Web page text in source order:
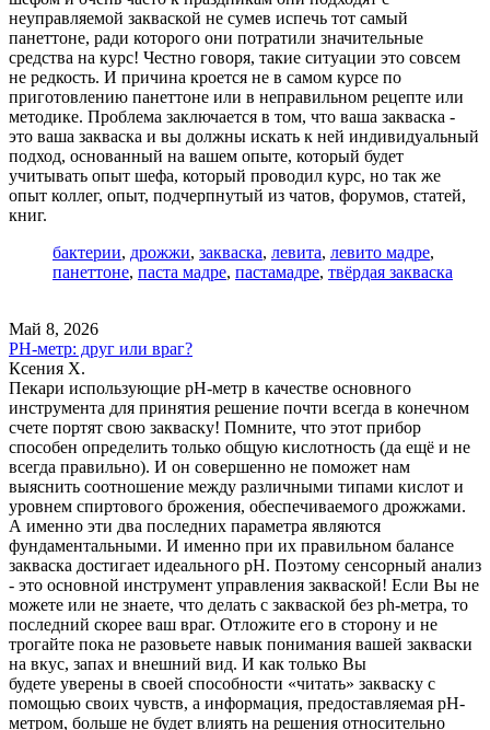
неуправляемой закваской не сумев испечь тот самый
панеттоне, ради которого они потратили значительные
средства на курс! Честно говоря, такие ситуации это совсем
не редкость. И причина кроется не в самом курсе по
приготовлению панеттоне или в неправильном рецепте или
методике. Проблема заключается в том, что ваша закваска -
это ваша закваска и вы должны искать к ней индивидуальный
подход, основанный на вашем опыте, который будет
учитывать опыт шефа, который проводил курс, но так же
опыт коллег, опыт, подчерпнутый из чатов, форумов, статей,
книг.
бактерии, дрожжи, закваска, левита, левито мадре,
панеттоне, паста мадре, пастамадре, твёрдая закваска
Май 8, 2026
PH-метр: друг или враг?
Ксения Х.
Пекари использующие pH-метр в качестве основного
инструмента для принятия решение почти всегда в конечном
счете портят свою закваску! Помните, что этот прибор
способен определить только общую кислотность (да ещё и не
всегда правильно). И он совершенно не поможет нам
выяснить соотношение между различными типами кислот и
уровнем спиртового брожения, обеспечиваемого дрожжами.
А именно эти два последних параметра являются
фундаментальными. И именно при их правильном балансе
закваска достигает идеального pH. Поэтому сенсорный анализ
- это основной инструмент управления закваской! Если Вы не
можете или не знаете, что делать с закваской без ph-метра, то
последний скорее ваш враг. Отложите его в сторону и не
трогайте пока не разовьете навык понимания вашей закваски
на вкус, запах и внешний вид. И как только Вы
будете уверены в своей способности «читать» закваску с
помощью своих чувств, а информация, предоставляемая pH-
метром, больше не будет влиять на решения относительно